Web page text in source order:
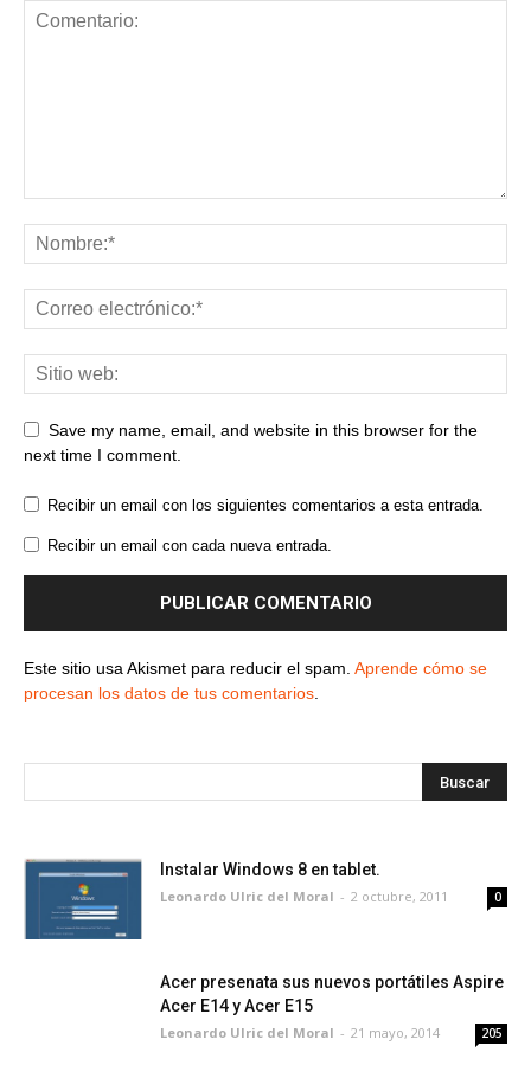
Save my name, email, and website in this browser for the
next time I comment.
Recibir un email con los siguientes comentarios a esta entrada.
Recibir un email con cada nueva entrada.
Este sitio usa Akismet para reducir el spam. Aprende cómo se
procesan los datos de tus comentarios
Instalar Windows 8 en tablet.
Leonardo Ulric del Moral - 2 octubre, 2011 0
Acer presenata sus nuevos portátiles Aspire
Acer E14 y Acer E15
Leonardo Ulric del Moral - 21 mayo, 2014 205